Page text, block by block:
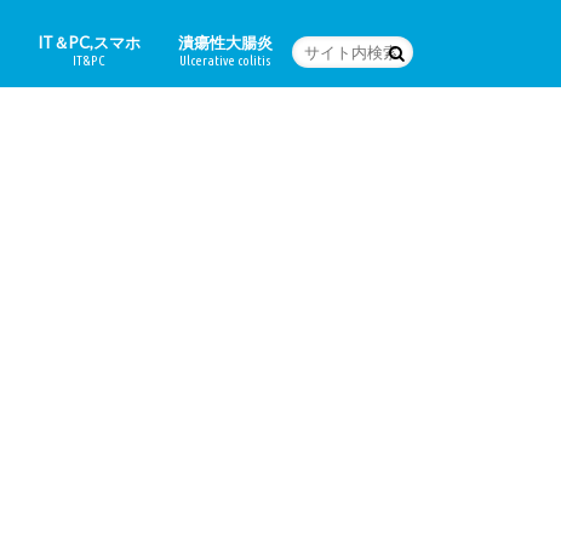
IT＆PC,スマホ
IT&PC
潰瘍性大腸炎
Ulcerative colitis